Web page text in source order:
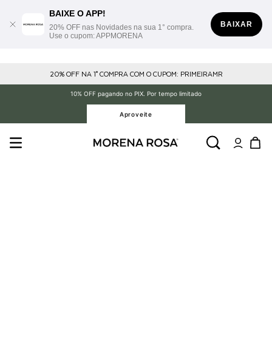
BAIXE O APP!
20% OFF nas Novidades na sua 1° compra.
Use o cupom: APPMORENA
BAIXAR
20% OFF NA 1° COMPRA COM O CUPOM: PRIMEIRAMR
10% OFF pagando no PIX. Por tempo limitado
Aproveite